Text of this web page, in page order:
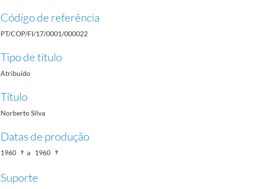
Código de referência
PT/COP/FI/17/0001/000022
Tipo de título
Atribuído
Título
Norberto Silva
Datas de produção
1960 a 1960
Suporte